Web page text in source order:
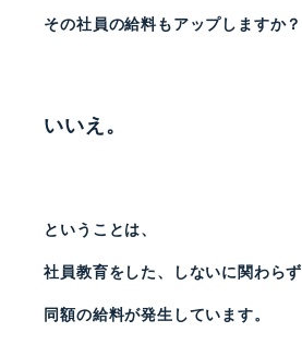
その社員の給料もアップしますか？
いいえ。
ということは、
社員教育をした、しないに関わらず
同額の給料が発生しています。